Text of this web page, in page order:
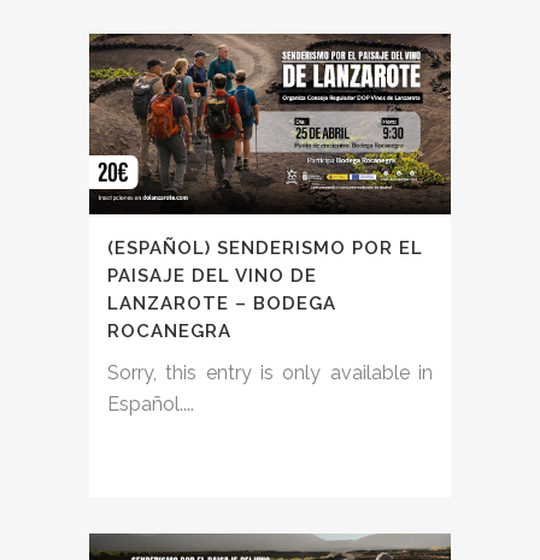
(ESPAÑOL) SENDERISMO POR EL
PAISAJE DEL VINO DE
LANZAROTE – BODEGA
ROCANEGRA
Sorry, this entry is only available in
Español....